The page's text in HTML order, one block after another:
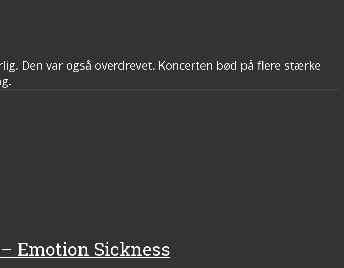
Den var også overdrevet. Koncerten bød på flere stærke
Emotion Sickness